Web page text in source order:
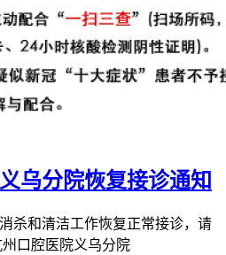
乌分院恢复接诊通知
杀和清洁工作恢复正常接诊，请
口腔医院义乌分院